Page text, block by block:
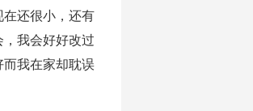
还很小，还有
我会好好改过
我在家却耽误